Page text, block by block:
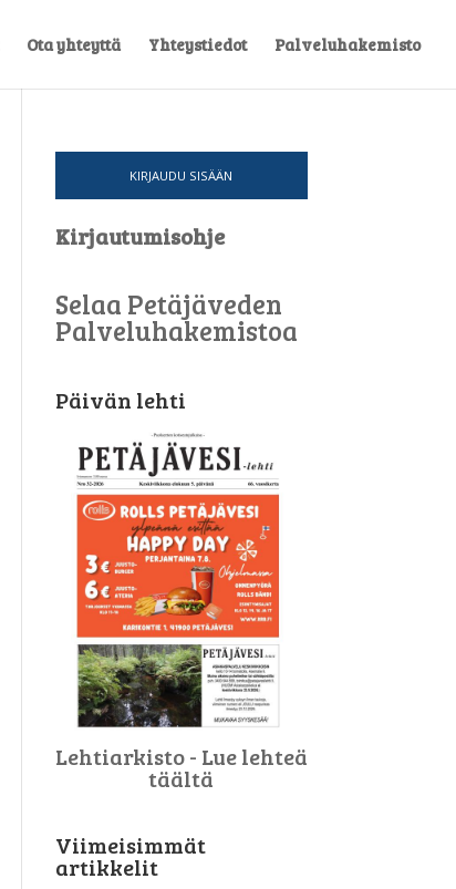
Ota yhteyttä Yhteystiedot Palveluhakemisto
KIRJAUDU SISÄÄN
Kirjautumisohje
Selaa Petäjäveden
Palveluhakemistoa
Päivän lehti
Lehtiarkisto - Lue lehteä
täältä
Viimeisimmät
artikkelit